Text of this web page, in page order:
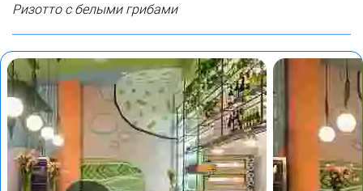
Ризотто с белыми грибами